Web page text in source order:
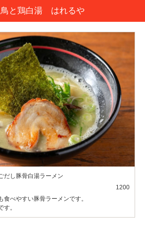
と鶏白湯 はれるや
だし豚骨白湯ラーメン
1200
べやすい豚骨ラーメンです。
。